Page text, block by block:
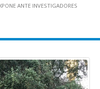
ANTE INVESTIGADORES